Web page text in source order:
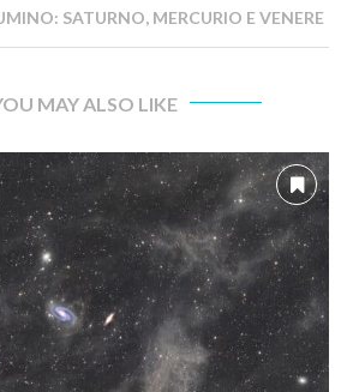
SATURNO, MERCURIO E VENERE
MAY ALSO LIKE